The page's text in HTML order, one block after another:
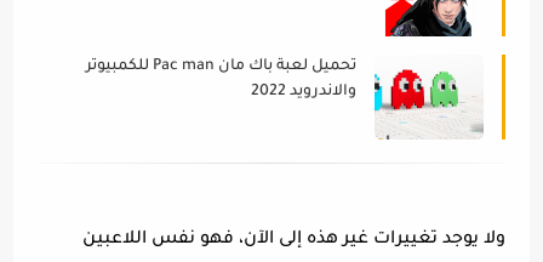
تحميل لعبة باك مان Pac man للكمبيوتر
والاندرويد 2022
ولا يوجد تغييرات غير هذه إلى الآن، فهو نفس اللاعبين